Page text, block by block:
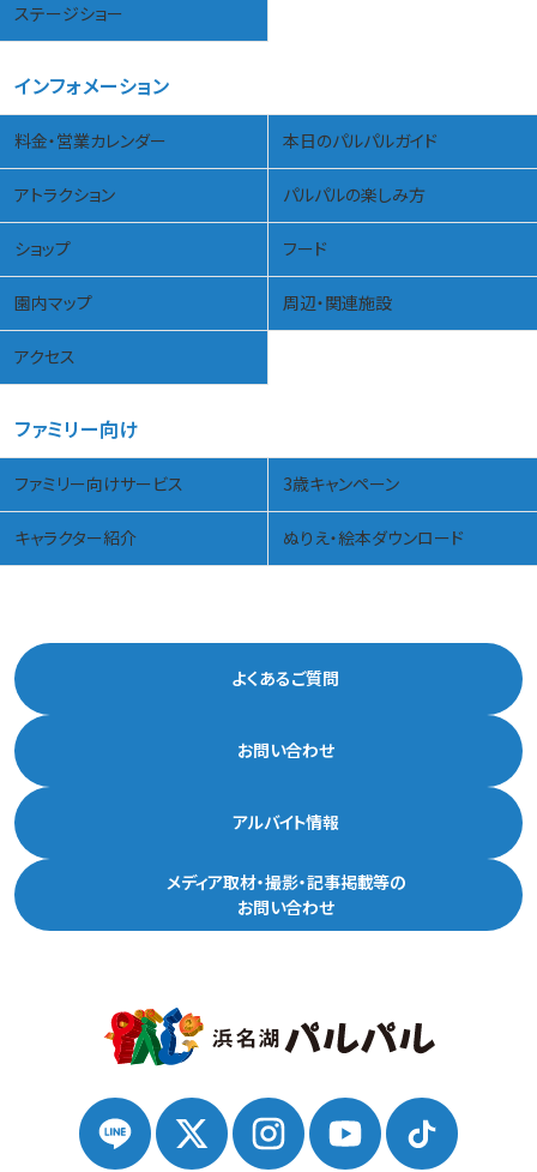
ステージショー
インフォメーション
料金・営業カレンダー 本日のパルパルガイド
アトラクション パルパルの楽しみ方
ショップ フード
園内マップ 周辺・関連施設
アクセス
ファミリー向け
ファミリー向けサービス 3歳キャンペーン
キャラクター紹介 ぬりえ・絵本ダウンロード
よくあるご質問
お問い合わせ
アルバイト情報
メディア取材・撮影・記事掲載等の
お問い合わせ